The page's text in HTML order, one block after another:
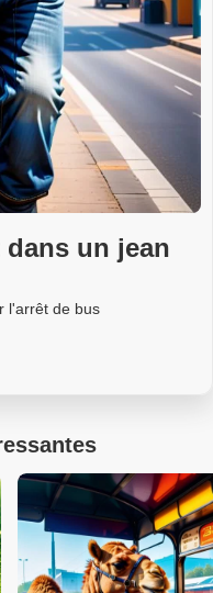
un jean
l'arrêt de bus